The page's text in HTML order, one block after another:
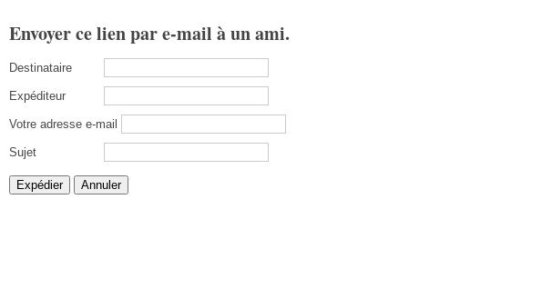
Envoyer ce lien par e-mail à un ami.
Destinataire
Expéditeur
Votre adresse e-mail
Sujet
Expédier Annuler